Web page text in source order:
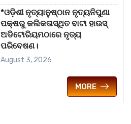
*ଓଡ଼ିଶୀ ନୃତ୍ୟାନୁଷ୍ଠାନ ନୃତ୍ୟନିପୁଣା
ପକ୍ଷରୁ କଲିକତାସ୍ଥିତ ବାଟା ହାଉସ୍
ଅଡିଟୋରିୟମଠାରେ ନୃତ୍ୟ
ପରିବେଷଣ।
August 3, 2026
MORE